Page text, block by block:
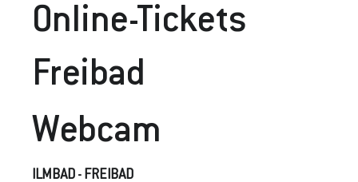
Online-Tickets
Freibad
Webcam
ILMBAD - FREIBAD